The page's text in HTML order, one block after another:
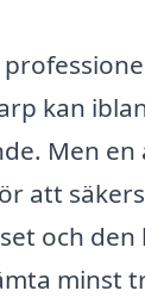
kan
Men en
att
och den
minst